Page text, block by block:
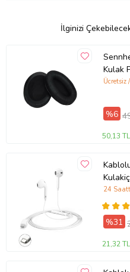
3.5mm AUX
Kablo Uzunluğu
120cm
kcs386103047
İlginizi
Kulak
Ücretsiz
%6
50,13
24
%31
21,32